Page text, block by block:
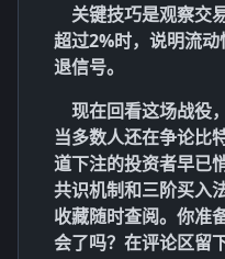
关键技巧是观察交
超过2%时，说明流
退信号。
现在回看这场战役
当多数人还在争论比
道下注的投资者早已
共识机制和三阶买入
收藏随时查阅。你准
会了吗？在评论区留